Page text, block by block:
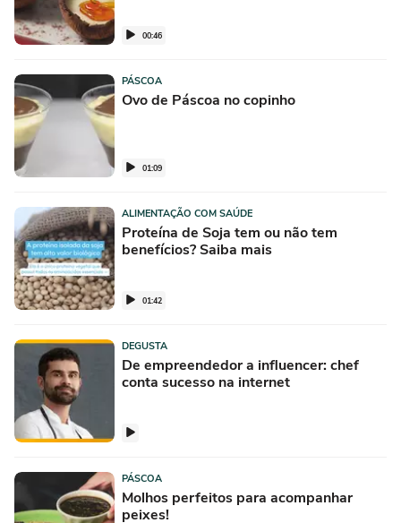
00:46
PÁSCOA
Ovo de Páscoa no copinho
01:09
ALIMENTAÇÃO COM SAÚDE
Proteína de Soja tem ou não tem
benefícios? Saiba mais
01:42
DEGUSTA
De empreendedor a influencer: chef
conta sucesso na internet
PÁSCOA
Molhos perfeitos para acompanhar
peixes!